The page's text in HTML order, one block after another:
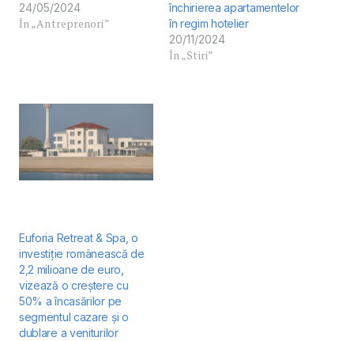
24/05/2024
În „Antreprenori”
închirierea apartamentelor
în regim hotelier
20/11/2024
În „Stiri”
Euforia Retreat & Spa, o
investiție românească de
2,2 milioane de euro,
vizează o creștere cu
50% a încasărilor pe
segmentul cazare și o
dublare a veniturilor